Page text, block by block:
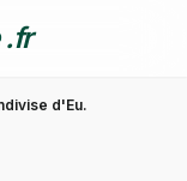
.fr
d'Eu.